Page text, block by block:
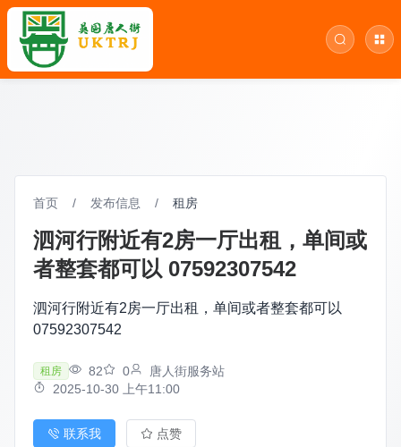
首页 / 发布信息 / 租房
泗河行附近有2房一厅出租，单间或
者整套都可以 07592307542
泗河行附近有2房一厅出租，单间或者整套都可以
07592307542
租房 82 0
唐人街服务站
2025-10-30 上午11:00
联系我 点赞